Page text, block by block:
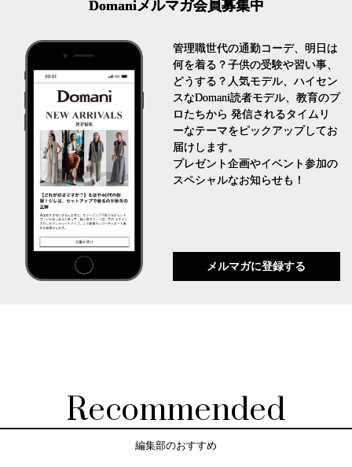
Domaniメルマガ会員募集中
管理職世代の通勤コーデ、明日は
何を着る？子供の受験や習い事、
どうする？人気モデル、ハイセン
スなDomani読者モデル、教育のプ
ロたちから 発信されるタイムリ
ーなテーマをピックアップしてお
届けします。
プレゼント企画やイベント参加の
スペシャルなお知らせも！
メルマガに登録する
Recommended
編集部のおすすめ